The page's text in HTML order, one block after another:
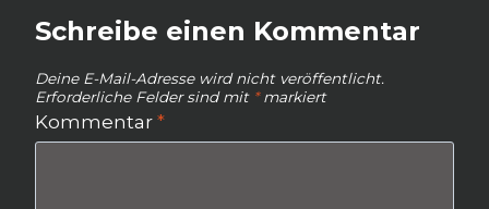
Schreibe einen Kommentar
Deine E-Mail-Adresse wird nicht veröffentlicht.
Erforderliche Felder sind mit *markiert
Kommentar *